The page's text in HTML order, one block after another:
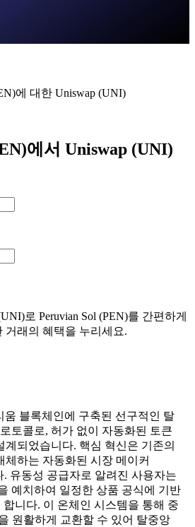
에 대한 Uniswap (UNI)
에서 Uniswap (UNI)
로 Peruvian Sol (PEN)를 간편하게
거래의 혜택을 누리세요.
움 블록체인에 구축된 선구적인 탈
토콜로, 허가 없이 자동화된 토큰
계되었습니다. 핵심 혁신은 기존의
체하는 자동화된 시장 메이커
유동성 공급자로 알려진 사용자는
예치하여 일정한 상품 공식에 기반
합니다. 이 온체인 시스템을 통해 중
원활하게 교환할 수 있어 탈중앙